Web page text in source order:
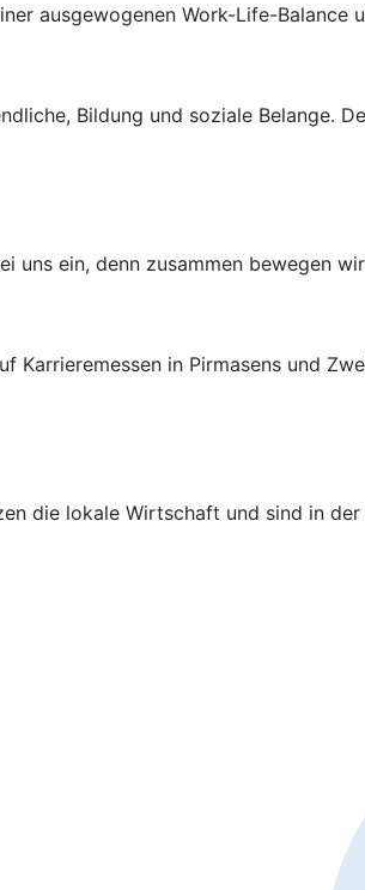
ausgewogenen Work-Life-Balance
Bildung und soziale Belange.
uns ein, denn zusammen bewegen
Karrieremessen in Pirmasens und
die lokale Wirtschaft und sind in